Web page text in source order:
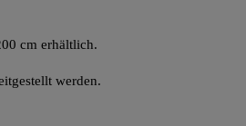
cm erhältlich.
werden.